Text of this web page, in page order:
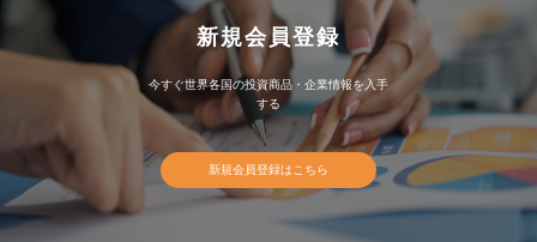
新規会員登録
今すぐ世界各国の投資商品・企業情報を入手
する
新規会員登録はこちら